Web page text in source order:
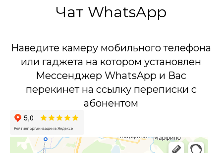
Чат WhatsApp
Наведите камеру мобильного телефона
или гаджета на котором установлен
Мессенджер WhatsApp и Вас
перекинет на ссылку переписки с
абонентом